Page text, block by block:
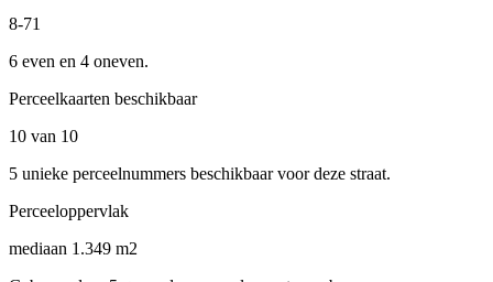
8-71
6 even en 4 oneven.
Perceelkaarten beschikbaar
10 van 10
5 unieke perceelnummers beschikbaar voor deze straat.
Perceeloppervlak
mediaan 1.349 m2